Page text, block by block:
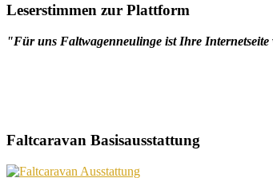
Leserstimmen zur Plattform
"Für uns Faltwagenneulinge ist Ihre
Faltcaravan Basisausstattung